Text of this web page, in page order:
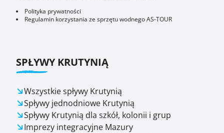
Polityka prywatności
Regulamin korzystania ze sprzętu wodnego AS-TOUR
SPŁYWY KRUTYNIĄ
Wszystkie spływy Krutynią
Spływy jednodniowe Krutynią
Spływy Krutynią dla szkół, kolonii i grup
Imprezy integracyjne Mazury